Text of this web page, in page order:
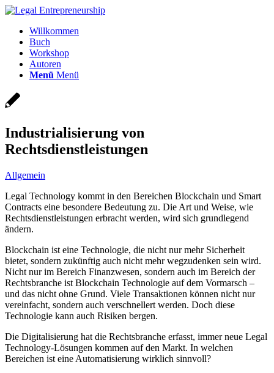
Willkommen
Buch
Workshop
Autoren
Menü Menü
Industrialisierung von
Rechtsdienstleistungen
Allgemein
Legal Technology kommt in den Bereichen Blockchain und Smart
Contracts eine besondere Bedeutung zu. Die Art und Weise, wie
Rechtsdienstleistungen erbracht werden, wird sich grundlegend
ändern.
Blockchain ist eine Technologie, die nicht nur mehr Sicherheit
bietet, sondern zukünftig auch nicht mehr wegzudenken sein wird.
Nicht nur im Bereich Finanzwesen, sondern auch im Bereich der
Rechtsbranche ist Blockchain Technologie auf dem Vormarsch –
und das nicht ohne Grund. Viele Transaktionen können nicht nur
vereinfacht, sondern auch verschnellert werden. Doch diese
Technologie kann auch Risiken bergen.
Die Digitalisierung hat die Rechtsbranche erfasst, immer neue Legal
Technology-Lösungen kommen auf den Markt. In welchen
Bereichen ist eine Automatisierung wirklich sinnvoll?